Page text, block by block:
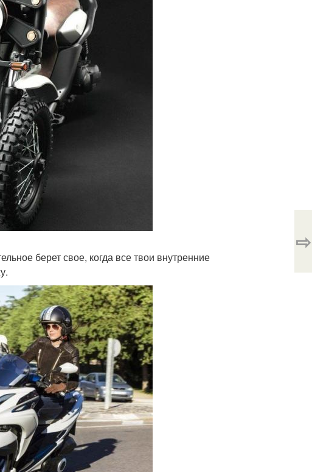
берет свое, когда все твои внутренние
⇨